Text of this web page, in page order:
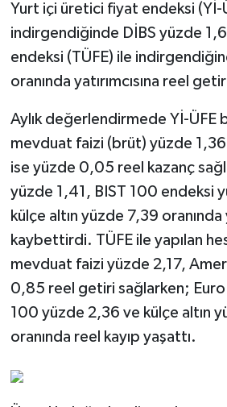
Yurt içi üretici fiyat endeksi (Yİ-
indirgendiğinde DİBS yüzde
endeksi (TÜFE) ile
oranında yatırımcısına reel
Aylık değerlendirmede Yİ-ÜFE
mevduat faizi (brüt) yüzde
ise yüzde 0,05 reel kazanç
yüzde 1,41, BIST 100 endeksi
külçe altın yüzde 7,39 oranında
kaybettirdi. TÜFE ile yapılan
mevduat faizi yüzde 2,17,
0,85 reel getiri sağlarken;
100 yüzde 2,36 ve külçe altın
oranında reel kayıp yaşattı.